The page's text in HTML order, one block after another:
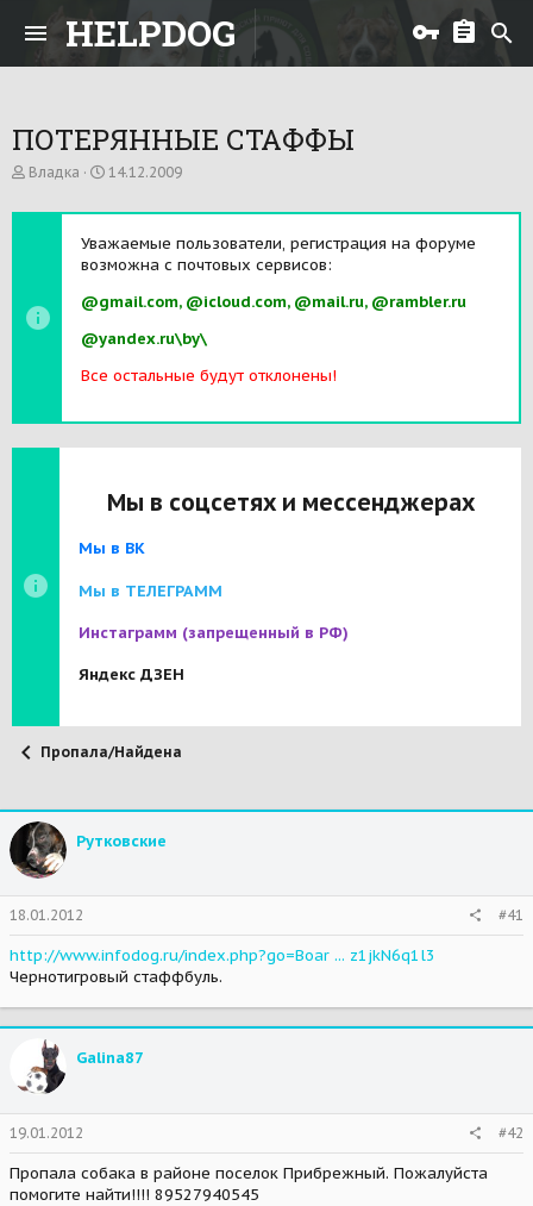
HELPDOG
ПОТЕРЯННЫЕ СТАФФЫ
А
т
м
ы
Владка
Д
т
н
а
а
а
14.12.2009
Уважаемые пользователи, регистрация на форуме
возможна с почтовых сервисов:
@gmail.com, @icloud.com, @mail.ru, @rambler.ru
@yandex.ru\by\
Все остальные будут отклонены!
Мы в соцсетях и мессенджерах
Мы в ВК
Мы в ТЕЛЕГРАММ
Инстаграмм (запрещенный в РФ)
Яндекс ДЗЕН
Пропала/Найдена
Рутковские
18.01.2012 #41
http://www.infodog.ru/index.php?go=Boar ... z1jkN6q1l3
Чернотигровый стаффбуль.
Galina87
19.01.2012 #42
Пропала собака в районе поселок Прибрежный. Пожалуйста
помогите найти!!!! 89527940545